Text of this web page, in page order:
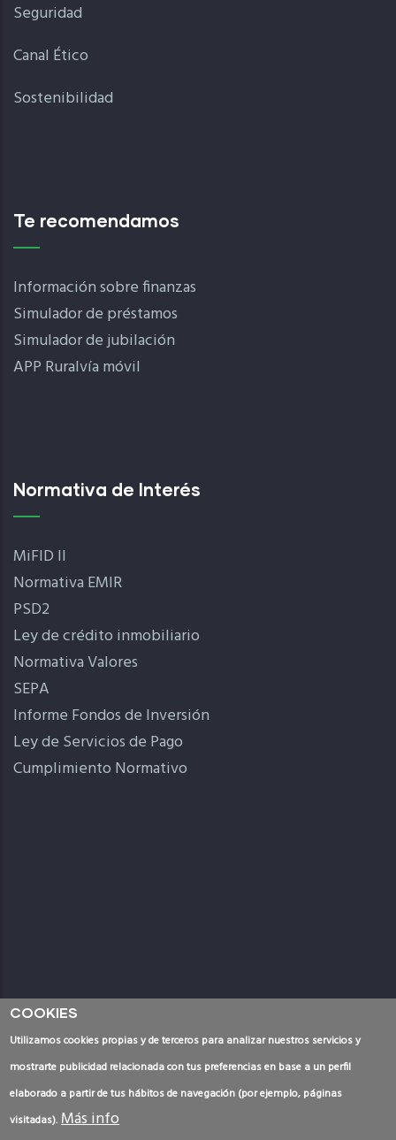
Seguridad
Canal Ético
Sostenibilidad
Te recomendamos
Información sobre finanzas
Simulador de préstamos
Simulador de jubilación
APP Ruralvía móvil
Normativa de Interés
MiFID II
Normativa EMIR
PSD2
Ley de crédito inmobiliario
Normativa Valores
SEPA
Informe Fondos de Inversión
Ley de Servicios de Pago
Cumplimiento Normativo
COOKIES
Utilizamos cookies propias y de terceros para analizar nuestros servicios y
mostrarte publicidad relacionada con tus preferencias en base a un perfil
elaborado a partir de tus hábitos de navegación (por ejemplo, páginas
visitadas). Más info